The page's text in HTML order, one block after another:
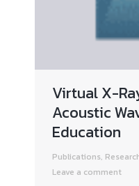
Virtual X-
Acoustic
Education
Publications,
Leave a comment